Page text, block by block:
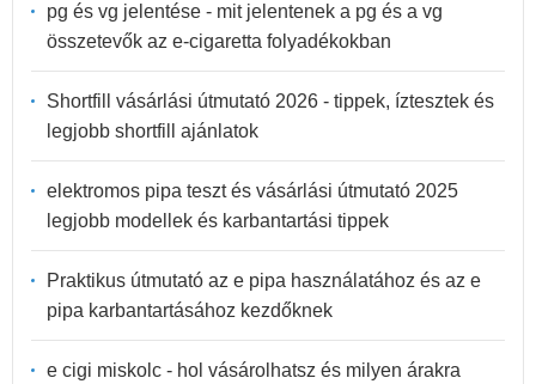
pg és vg jelentése - mit jelentenek a pg és a vg
összetevők az e-cigaretta folyadékokban
Shortfill vásárlási útmutató 2026 - tippek, íztesztek és
legjobb shortfill ajánlatok
elektromos pipa teszt és vásárlási útmutató 2025
legjobb modellek és karbantartási tippek
Praktikus útmutató az e pipa használatához és az e
pipa karbantartásához kezdőknek
e cigi miskolc - hol vásárolhatsz és milyen árakra